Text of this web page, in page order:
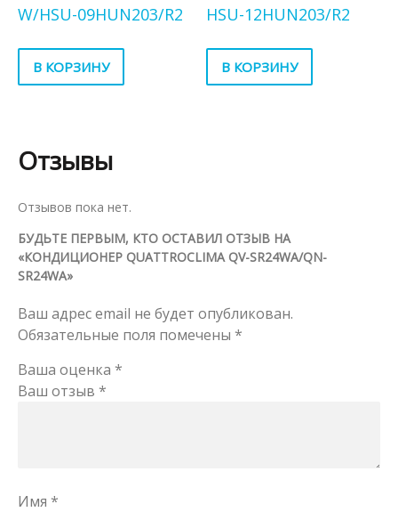
W/HSU-09HUN203/R2
В КОРЗИНУ
HSU-12HUN203/R2
В КОРЗИНУ
Отзывы
Отзывов пока нет.
БУДЬТЕ ПЕРВЫМ, КТО ОСТАВИЛ ОТЗЫВ НА
«КОНДИЦИОНЕР QUATTROCLIMA QV-SR24WA/QN-
SR24WA»
Ваш адрес email не будет опубликован.
Обязательные поля помечены *
Ваша оценка *
Ваш отзыв *
Имя *